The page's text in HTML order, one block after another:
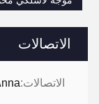
الاتصالات
الاتصالات: